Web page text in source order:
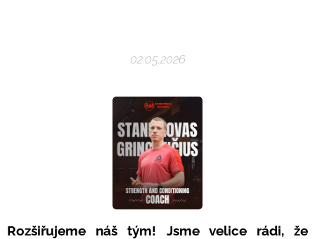
02.05.2026
Rozšiřujeme náš tým! Jsme velice rádi, že